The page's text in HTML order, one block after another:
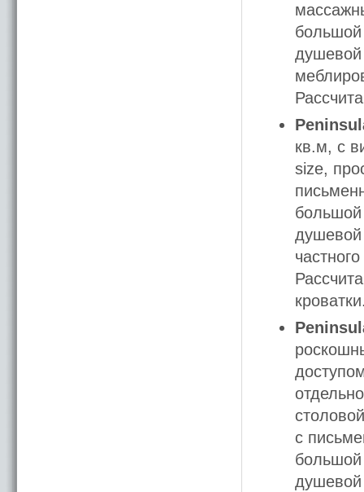
большой
душевой
кв.м, с
size,
большой
с
большой
душевой